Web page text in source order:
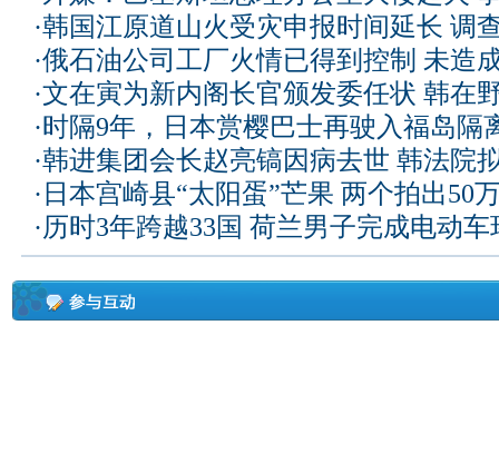
·韩国江原道山火受灾申报时间延长 调
·俄石油公司工厂火情已得到控制 未造
·文在寅为新内阁长官颁发委任状 韩在
·时隔9年，日本赏樱巴士再驶入福岛隔
·韩进集团会长赵亮镐因病去世 韩法院
· 日本宫崎县“太阳蛋”芒果 两个拍出50
·历时3年跨越33国 荷兰男子完成电动车